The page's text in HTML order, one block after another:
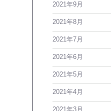
2021年9月
2021年8月
2021年7月
2021年6月
2021年5月
2021年4月
2021年3月